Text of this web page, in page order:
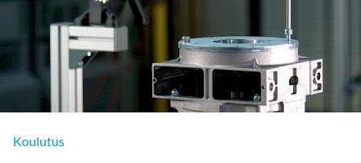
Koulutus